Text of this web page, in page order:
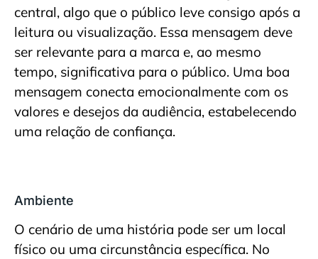
central, algo que o público leve consigo após a
leitura ou visualização. Essa mensagem deve
ser relevante para a marca e, ao mesmo
tempo, significativa para o público. Uma boa
mensagem conecta emocionalmente com os
valores e desejos da audiência, estabelecendo
uma relação de confiança.
Ambiente
O cenário de uma história pode ser um local
físico ou uma circunstância específica. No